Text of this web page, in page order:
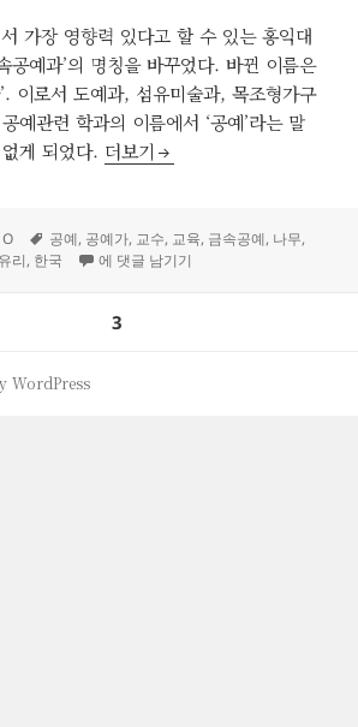
가장 영향력 있다고 할 수 있는 홍익대
공예과’의 명칭을 바꾸었다. 바뀐 이름은
이로서 도예과, 섬유미술과, 목조형가구
예관련 학과의 이름에서 ‘공예’라는 말
게 되었다. 공예는 버려야 할 말인가? _ 전용
더보기
카
테
O
태
그
공예, 공예가, 교수, 교육, 금속공예, 나무,
유리, 한국 공예는 버려야 할 말인가? _ 전용일
에 댓글 남기기
페이지3
WordPress